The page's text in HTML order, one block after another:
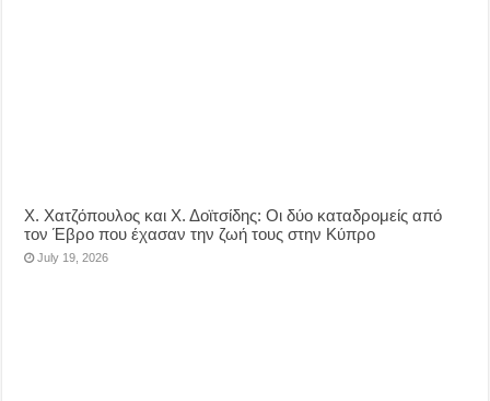
Χ. Χατζόπουλος και Χ. Δοϊτσίδης: Οι δύο καταδρομείς από
τον Έβρο που έχασαν την ζωή τους στην Κύπρο
July 19, 2026